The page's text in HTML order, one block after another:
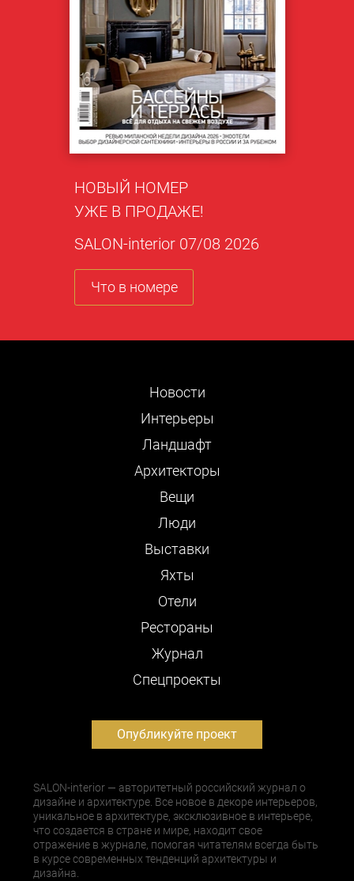
НОВЫЙ НОМЕР
УЖЕ В ПРОДАЖЕ!
SALON-interior 07/08 2026
Что в номере
Новости
Интерьеры
Ландшафт
Архитекторы
Вещи
Люди
Выставки
Яхты
Отели
Рестораны
Журнал
Cпецпроекты
Опубликуйте проект
SALON-interior — авторитетный российский журнал о
дизайне и архитектуре. Все новое в декоре интерьеров,
уникальное в архитектуре, эксклюзивное в интерьере,
что создается в стране и мире, находит свое
отражение в журнале, помогая читателям всегда быть
в курсе современных тенденций архитектуры и
дизайна.